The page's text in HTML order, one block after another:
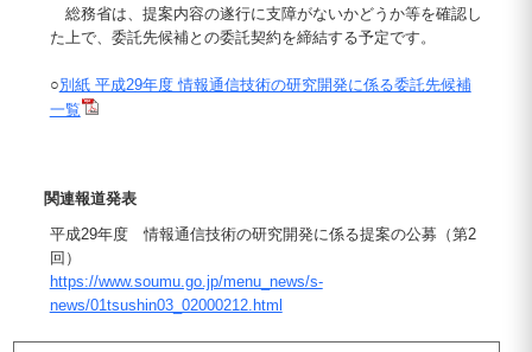
総務省は、提案内容の遂行に支障がないかどうか等を確認し
た上で、委託先候補との委託契約を締結する予定です。
○別紙 平成29年度 情報通信技術の研究開発に係る委託先候補
一覧
関連報道発表
平成29年度 情報通信技術の研究開発に係る提案の公募（第2
回）
https://www.soumu.go.jp/menu_news/s-
news/01tsushin03_02000212.html